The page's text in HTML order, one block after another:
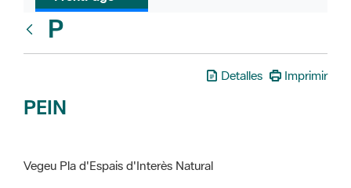
PEIN
Vegeu Pla d'Espais d'Interès Natural